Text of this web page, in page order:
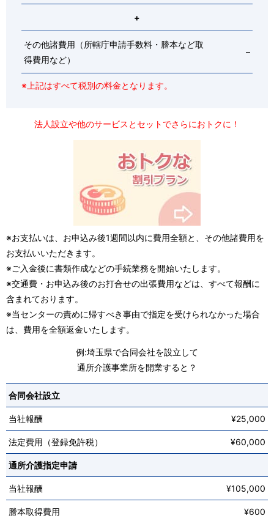
+
その他諸費用（所轄庁申請手数料・謄本など取
得費用など）
–
※上記はすべて税別の料金となります。
法人設立や他のサービスとセットでさらにおトクに！
※お支払いは、お申込み後1週間以内に費用全額と、その他諸費用を
お支払いいただきます。
※ご入金後に書類作成などの手続業務を開始いたします。
※交通費・お申込み後のお打合せの出張費用などは、すべて報酬に
含まれております。
※当センターの責めに帰すべき事由で指定を受けられなかった場合
は、費用を全額返金いたします。
例:埼玉県で合同会社を設立して
通所介護事業所を開業すると？
合同会社設立
当社報酬 ¥25,000
法定費用（登録免許税） ¥60,000
通所介護指定申請
当社報酬 ¥105,000
謄本取得費用 ¥600